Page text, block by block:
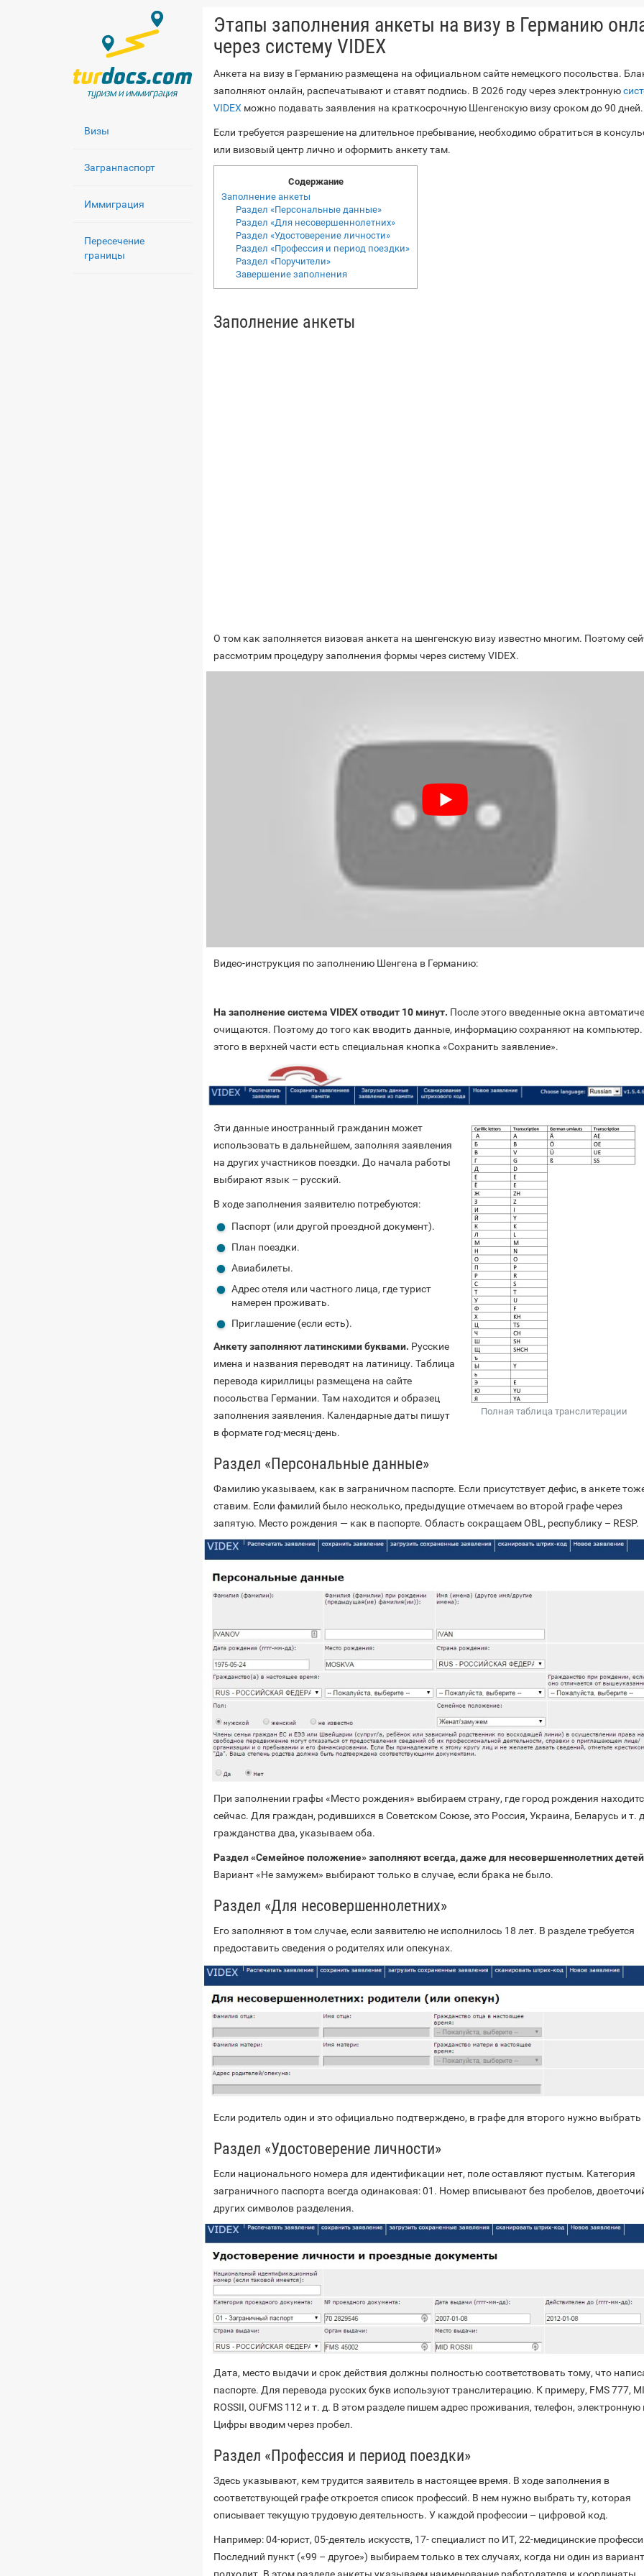
Визы
Загранпаспорт
Иммиграция
Пересечение
границы
Этапы заполнения анкеты на визу в Германию
через систему VIDEX
Анкета на визу в Германию размещена на официальном сайте немецкого посольства.
заполняют онлайн, распечатывают и ставят подпись. В 2026 году через электронную
VIDEX можно подавать заявления на краткосрочную Шенгенскую визу сроком до 90 дней.
Если требуется разрешение на длительное пребывание, необходимо обратиться в
или визовый центр лично и оформить анкету там.
Содержание
Заполнение анкеты
Раздел «Персональные данные»
Раздел «Для несовершеннолетних»
Раздел «Удостоверение личности»
Раздел «Профессия и период поездки»
Раздел «Поручители»
Завершение заполнения
Заполнение анкеты
О том как заполняется визовая анкета на шенгенскую визу известно многим. Поэтому
рассмотрим процедуру заполнения формы через систему VIDEX.
Видео-инструкция по заполнению Шенгена в Германию:
На заполнение система VIDEX отводит 10 минут. После этого введенные окна
очищаются. Поэтому до того как вводить данные, информацию сохраняют на
этого в верхней части есть специальная кнопка «Сохранить заявление».
Полная таблица транслитерации
Эти данные иностранный гражданин может
использовать в дальнейшем, заполняя заявления
на других участников поездки. До начала работы
выбирают язык – русский.
В ходе заполнения заявителю потребуются:
Паспорт (или другой проездной документ).
План поездки.
Авиабилеты.
Адрес отеля или частного лица, где турист
намерен проживать.
Приглашение (если есть).
Анкету заполняют латинскими буквами. Русские
имена и названия переводят на латиницу. Таблица
перевода кириллицы размещена на сайте
посольства Германии. Там находится и образец
заполнения заявления. Календарные даты пишут
в формате год-месяц-день.
Раздел «Персональные данные»
Фамилию указываем, как в заграничном паспорте. Если присутствует дефис, в анкете
ставим. Если фамилий было несколько, предыдущие отмечаем во второй графе через
запятую. Место рождения — как в паспорте. Область сокращаем OBL, республику – RESP.
При заполнении графы «Место рождения» выбираем страну, где город рождения
сейчас. Для граждан, родившихся в Советском Союзе, это Россия, Украина, Беларусь и т.
гражданства два, указываем оба.
Раздел «Семейное положение» заполняют всегда, даже для несовершеннолетних
Вариант «Не замужем» выбирают только в случае, если брака не было.
Раздел «Для несовершеннолетних»
Его заполняют в том случае, если заявителю не исполнилось 18 лет. В разделе требуется
предоставить сведения о родителях или опекунах.
Если родитель один и это официально подтверждено, в графе для второго нужно выбрать
Раздел «Удостоверение личности»
Если национального номера для идентификации нет, поле оставляют пустым. Категория
заграничного паспорта всегда одинаковая: 01. Номер вписывают без пробелов,
других символов разделения.
Дата, место выдачи и срок действия должны полностью соответствовать тому, что
паспорте. Для перевода русских букв используют транслитерацию. К примеру, FMS 777,
ROSSII, OUFMS 112 и т. д. В этом разделе пишем адрес проживания, телефон, электронную
Цифры вводим через пробел.
Раздел «Профессия и период поездки»
Здесь указывают, кем трудится заявитель в настоящее время. В ходе заполнения в
соответствующей графе откроется список профессий. В нем нужно выбрать ту, которая
описывает текущую трудовую деятельность. У каждой профессии – цифровой код.
Например: 04-юрист, 05-деятель искусств, 17- специалист по ИТ, 22-медицинские
Последний пункт («99 – другое») выбираем только в тех случаях, когда ни один из